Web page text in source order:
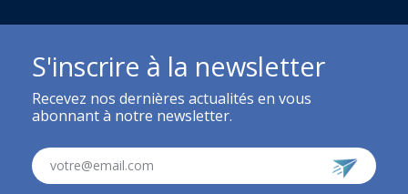
S'inscrire à la newsletter
Recevez nos dernières actualités en vous
abonnant à notre newsletter.
votre@email.com